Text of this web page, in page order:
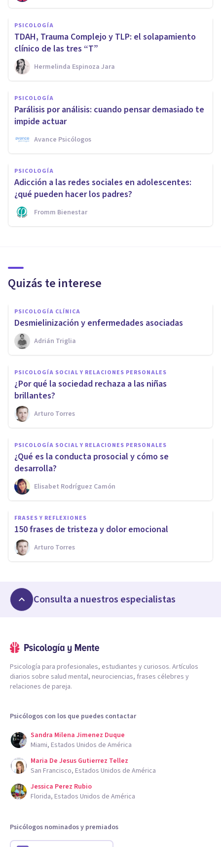
PSICOLOGÍA
TDAH, Trauma Complejo y TLP: el solapamiento
clínico de las tres “T”
Hermelinda Espinoza Jara
PSICOLOGÍA
Parálisis por análisis: cuando pensar demasiado te
impide actuar
Avance Psicólogos
PSICOLOGÍA
Adicción a las redes sociales en adolescentes:
¿qué pueden hacer los padres?
Fromm Bienestar
Quizás te interese
PSICOLOGÍA CLÍNICA
​Desmielinización y enfermedades asociadas
Adrián Triglia
PSICOLOGÍA SOCIAL Y RELACIONES PERSONALES
​¿Por qué la sociedad rechaza a las niñas
brillantes?
Arturo Torres
PSICOLOGÍA SOCIAL Y RELACIONES PERSONALES
​¿Qué es la conducta prosocial y cómo se
desarrolla?
Elisabet Rodríguez Camón
FRASES Y REFLEXIONES
150 frases de tristeza y dolor emocional
Arturo Torres
Consulta a nuestros especialistas
Psicología para profesionales, estudiantes y curiosos. Artículos
diarios sobre salud mental, neurociencias, frases célebres y
relaciones de pareja.
Psicólogos con los que puedes contactar
Sandra Milena Jimenez Duque
Miami, Estados Unidos de América
Maria De Jesus Gutierrez Tellez
San Francisco, Estados Unidos de América
Jessica Perez Rubio
Florida, Estados Unidos de América
Psicólogos nominados y premiados